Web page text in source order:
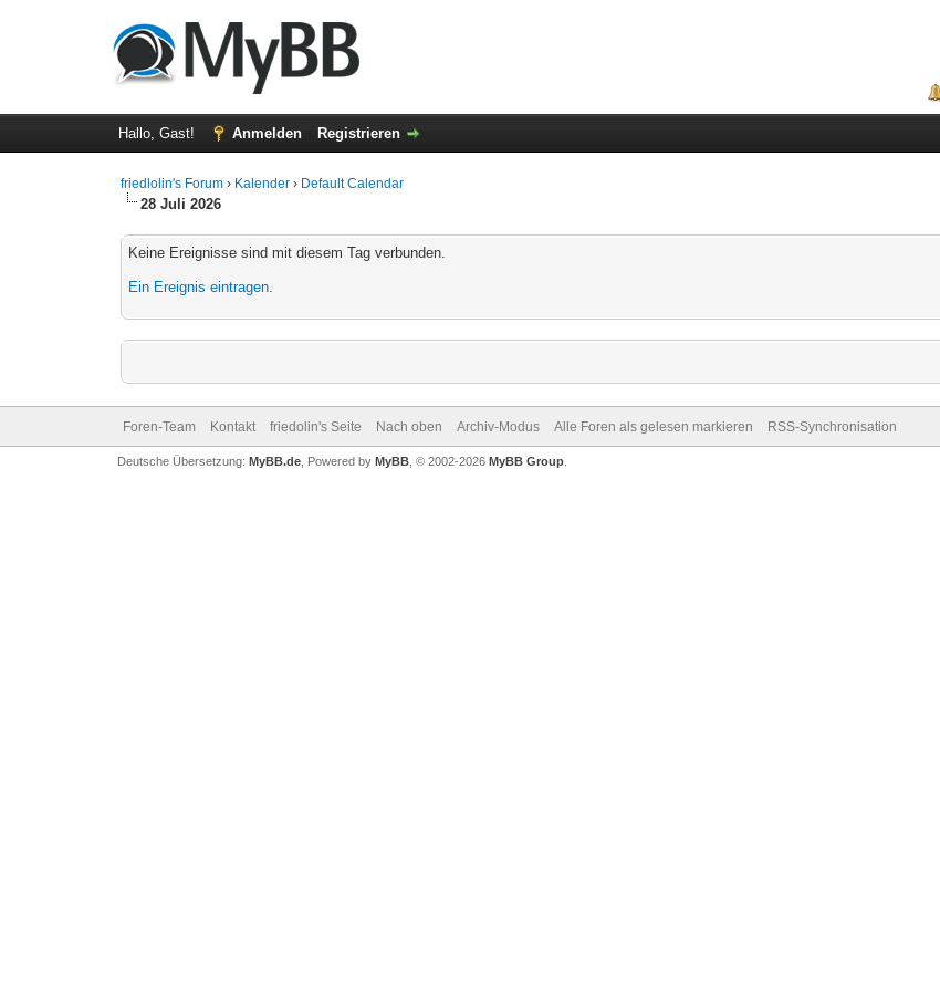
Hallo, Gast! Anmelden Registrieren
friedlolin's Forum › Kalender › Default Calendar
28 Juli 2026
Keine Ereignisse sind mit diesem Tag verbunden.
Ein Ereignis eintragen.
Foren-Team Kontakt friedolin's Seite Nach oben Archiv-Modus Alle Foren als gelesen markieren RSS-Synchronisation
Deutsche Übersetzung: MyBB.de, Powered by MyBB, © 2002-2026 MyBB Group.